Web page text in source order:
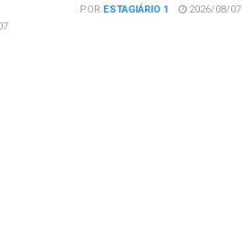
POR ESTAGIÁRIO 1 2026/08/07